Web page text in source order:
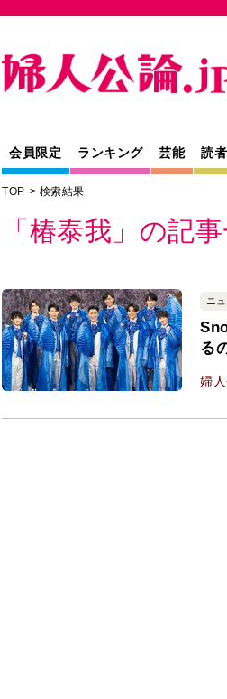
会員限定 ランキング 芸能 読
TOP 検索結果
「椿泰我」の記
ニ
る
婦